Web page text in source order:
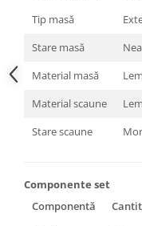
Tip masă
Stare masă
Material masă
Material scaune
Stare scaune
Componente set
Componentă